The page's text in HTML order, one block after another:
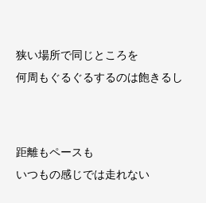
狭い場所で同じところを
何周もぐるぐるするのは飽きるし
距離もペースも
いつもの感じでは走れない